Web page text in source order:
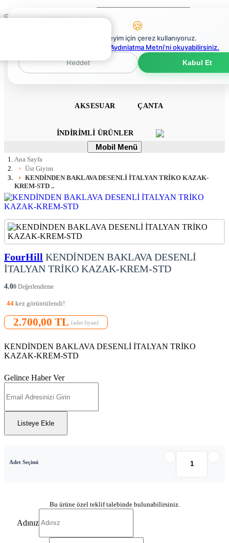
Mobil
0
0
TULUM TAKIM
AKSESUAR ÇANTA
İNDIRIMLI ÜRÜNLER
Mobil
Menü
Mobil Menü
Ana Sayfa
Üst Giyim
KENDİNDEN BAKLAVA DESENLİ İTALYAN TRİKO KAZAK-
KREM-STD ..
FourHill KENDİNDEN BAKLAVA DESENLİ
İTALYAN TRİKO KAZAK-KREM-STD
4.00 Değerlendirme
44 kez görüntülendi!
2.700,00 TL (adet fiyatı)
KENDİNDEN BAKLAVA DESENLİ İTALYAN TRİKO
KAZAK-KREM-STD
Gelince Haber Ver
Listeye Ekle
Adet Seçimi
Bu ürüne özel teklif talebinde bulunabilirsiniz.
Adınız
🍪
En iyi deneyim için çerez kullanıyoruz.
Çerez Politikaları Aydınlatma Metni'ni okuyabilirsiniz.
Reddet
Kabul Et